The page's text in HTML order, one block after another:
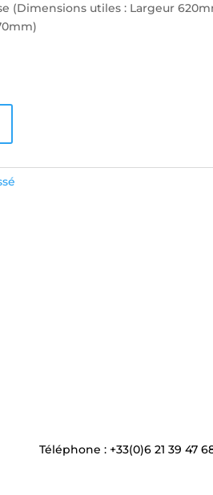
(Dimensions utiles : Largeur
Téléphone : +33(0)6 21 39 47